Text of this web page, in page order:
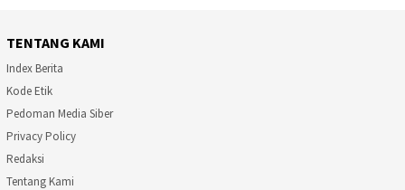
TENTANG KAMI
Index Berita
Kode Etik
Pedoman Media Siber
Privacy Policy
Redaksi
Tentang Kami